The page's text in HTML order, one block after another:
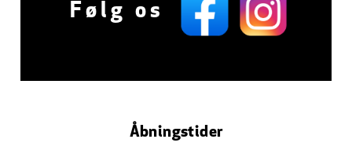
Følg os
Åbningstider